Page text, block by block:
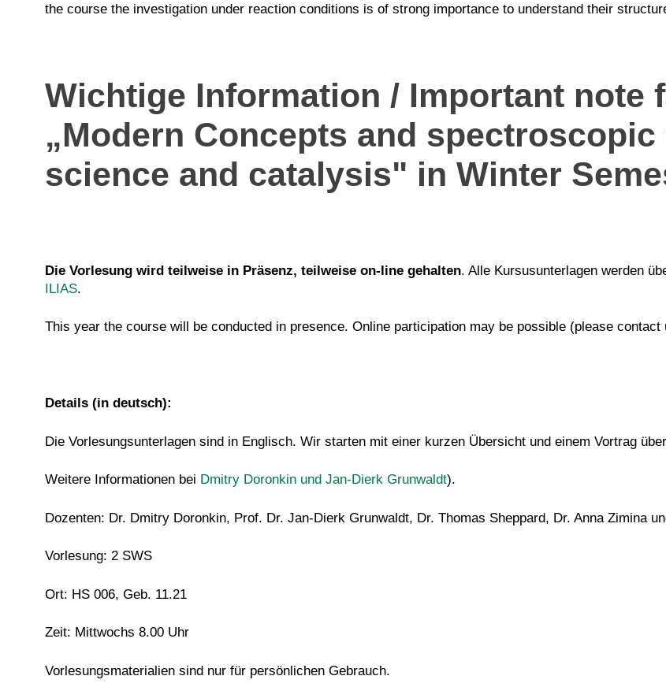
the course the investigation under reaction conditions is of strong importance to understand their
Wichtige Information / Important note
„Modern Concepts and
science and catalysis" in Winter
Die Vorlesung wird teilweise in Präsenz, teilweise on-line gehalten. Alle Kursusunterlagen werden
ILIAS.
This year the course will be conducted in presence. Online participation may be possible (please
Details (in deutsch):
Die Vorlesungsunterlagen sind in Englisch. Wir starten mit einer kurzen Übersicht und einem Vortrag
Weitere Informationen bei Dmitry Doronkin und Jan-Dierk Grunwaldt).
Dozenten: Dr. Dmitry Doronkin, Prof. Dr. Jan-Dierk Grunwaldt, Dr. Thomas Sheppard, Dr. Anna Zimina
Vorlesung: 2 SWS
Ort: HS 006, Geb. 11.21
Zeit: Mittwochs 8.00 Uhr
Vorlesungsmaterialien sind nur für persönlichen Gebrauch.